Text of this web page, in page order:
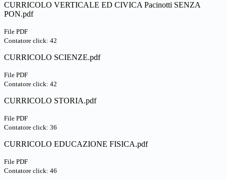
CURRICOLO VERTICALE ED CIVICA Pacinotti SENZA
PON.pdf
File PDF
Contatore click: 42
CURRICOLO SCIENZE.pdf
File PDF
Contatore click: 42
CURRICOLO STORIA.pdf
File PDF
Contatore click: 36
CURRICOLO EDUCAZIONE FISICA.pdf
File PDF
Contatore click: 46